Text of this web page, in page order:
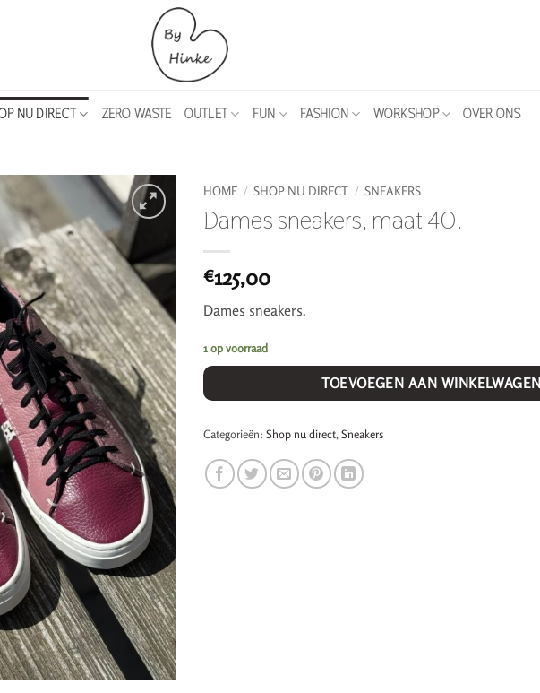
NU DIRECT ZERO WASTE OUTLET FUN FASHION WORKSHOP OVER ONS
HOME / SHOP NU DIRECT / SNEAKERS
Dames sneakers, maat 40.
€125,00
Dames sneakers.
1 op voorraad
TOEVOEGEN AAN WINKELWAGEN
Categorieën: Shop nu direct, Sneakers